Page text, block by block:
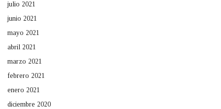
julio 2021
junio 2021
mayo 2021
abril 2021
marzo 2021
febrero 2021
enero 2021
diciembre 2020